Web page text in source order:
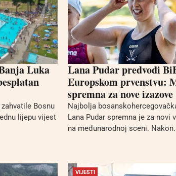
Luka
Bosnu
lijepu vijest
Lana Pudar predvodi
Europskom prvenstvu:
spremna za nove izazove
Najbolja
Lana Pudar spremna je za novi
na međunarodnoj sceni.
VIJESTI